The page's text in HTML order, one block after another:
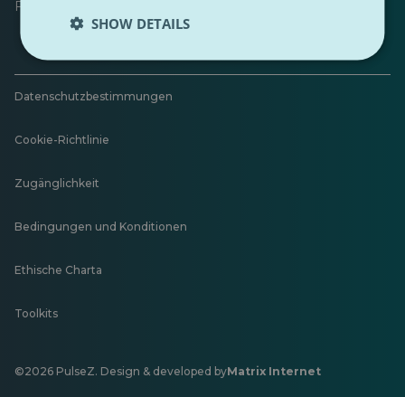
Feedback hinterlassen
Datenschutzbestimmungen
Cookie-Richtlinie
Zugänglichkeit
Bedingungen und Konditionen
Ethische Charta
Toolkits
©2026 PulseZ. Design & developed byMatrix Internet
Öffnet
SHOW DETAILS